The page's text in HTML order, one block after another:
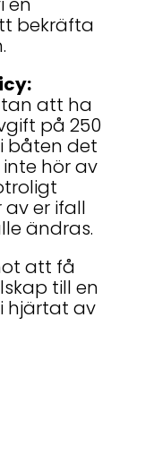
bekräfta
att ha
på 250
båten det
hör av
er ifall
ändras.
att få
till en
hjärtat av